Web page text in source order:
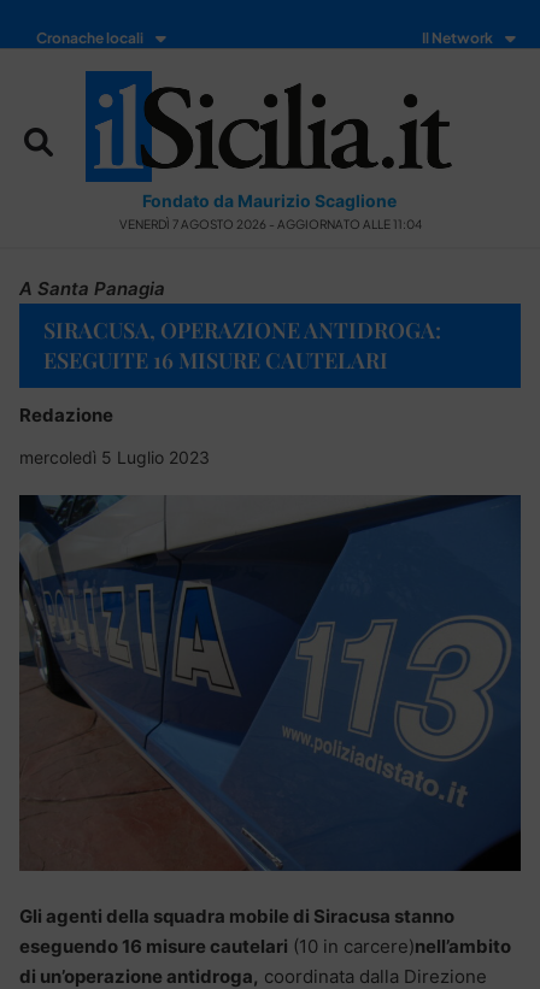
Cronache locali Il Network
Fondato da Maurizio Scaglione
VENERDÌ 7 AGOSTO 2026 - AGGIORNATO ALLE 11:04
A Santa Panagia
SIRACUSA, OPERAZIONE ANTIDROGA:
ESEGUITE 16 MISURE CAUTELARI
Redazione
mercoledì 5 Luglio 2023
Gli agenti della squadra mobile di Siracusa stanno
eseguendo 16 misure cautelari (10 in carcere)nell’ambito
di un’operazione antidroga, coordinata dalla Direzione